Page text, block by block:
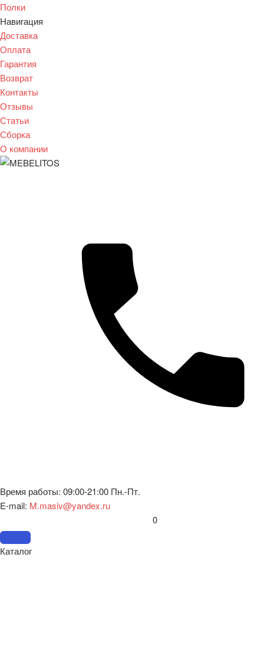
Полки
Навигация
Доставка
Оплата
Гарантия
Возврат
Контакты
Отзывы
Статьи
Сборка
О компании
Время работы: 09:00-21:00 Пн.-Пт.
E-mail: M.masiv@yandex.ru
0
Каталог